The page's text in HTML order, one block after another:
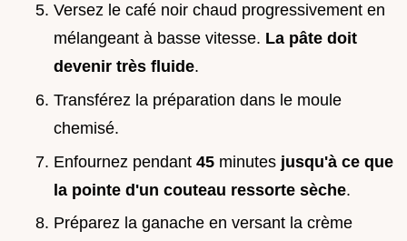
Versez le café noir chaud progressivement en
mélangeant à basse vitesse. La pâte doit
devenir très fluide.
Transférez la préparation dans le moule
chemisé.
Enfournez pendant 45 minutes jusqu'à ce que
la pointe d'un couteau ressorte sèche.
Préparez la ganache en versant la crème